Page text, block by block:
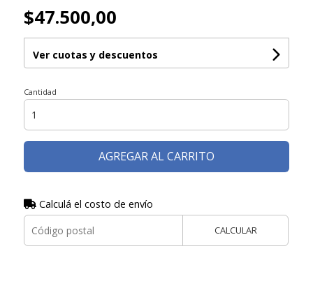
$47.500,00
Ver cuotas y descuentos
Cantidad
AGREGAR AL CARRITO
Calculá el costo de envío
CALCULAR